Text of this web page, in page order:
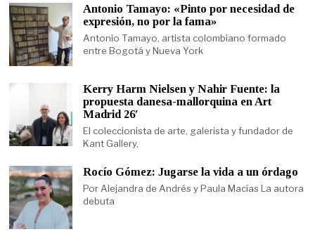
Antonio Tamayo: «Pinto por necesidad de
expresión, no por la fama»
Antonio Tamayo, artista colombiano formado
entre Bogotá y Nueva York
Kerry Harm Nielsen y Nahir Fuente: la
propuesta danesa-mallorquina en Art
Madrid 26′
El coleccionista de arte, galerista y fundador de
Kant Gallery,
Rocío Gómez: Jugarse la vida a un órdago
Por Alejandra de Andrés y Paula Macías La autora
debuta